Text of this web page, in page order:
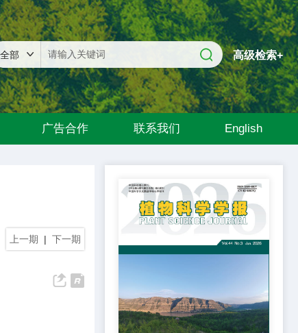
高级检索+
广告合作 联系我们 English
上一期 | 下一期